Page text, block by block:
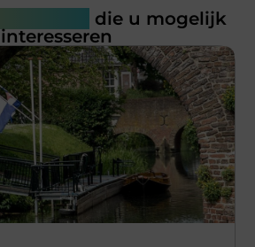
die u mogelijk
interesseren